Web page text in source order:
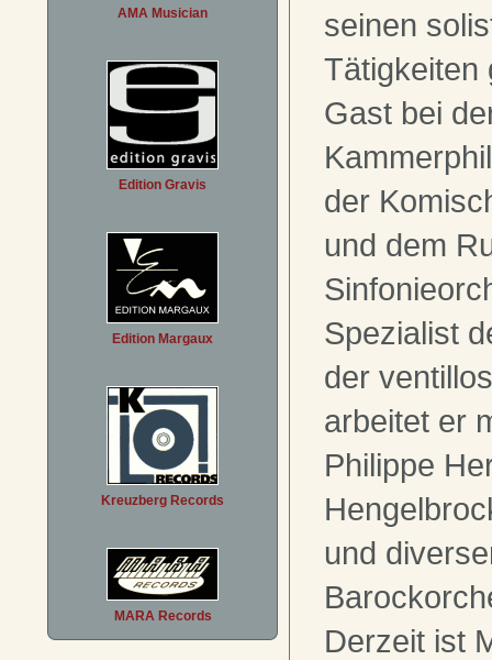
AMA Musician
Edition Gravis
Edition Margaux
Kreuzberg Records
MARA Records
seinen
Tätigkeiten
Gast bei
der
und dem
Spezialist
der
arbeitet er
Philippe
und
Derzeit ist